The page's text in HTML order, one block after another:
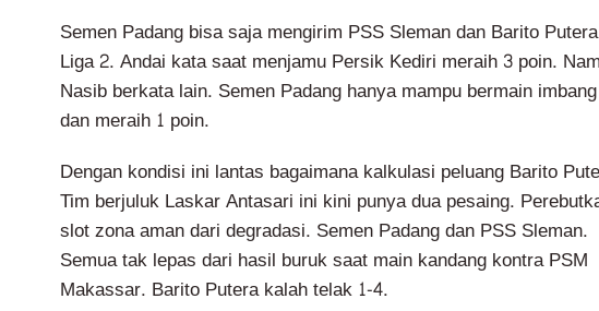
Semen Padang bisa saja mengirim PSS Sleman dan Barito
Liga 2. Andai kata saat menjamu Persik Kediri meraih 3 poin.
Nasib berkata lain. Semen Padang hanya mampu bermain imbang
dan meraih 1 poin.
Dengan kondisi ini lantas bagaimana kalkulasi peluang Barito
Tim berjuluk Laskar Antasari ini kini punya dua pesaing.
slot zona aman dari degradasi. Semen Padang dan PSS Sleman.
Semua tak lepas dari hasil buruk saat main kandang kontra PSM
Makassar. Barito Putera kalah telak 1-4.